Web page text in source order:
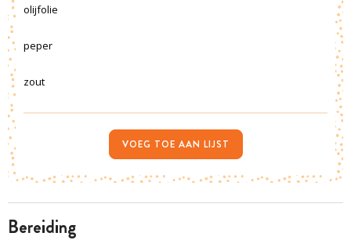
bereiding
olijfolie
peper
zout
VOEG TOE AAN LIJST